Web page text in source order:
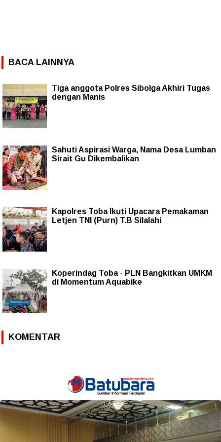
BACA LAINNYA
Tiga anggota Polres Sibolga Akhiri Tugas
dengan Manis
Sahuti Aspirasi Warga, Nama Desa Lumban
Sirait Gu Dikembalikan
Kapolres Toba Ikuti Upacara Pemakaman
Letjen TNI (Purn) T.B Silalahi
Koperindag Toba - PLN Bangkitkan UMKM
di Momentum Aquabike
KOMENTAR